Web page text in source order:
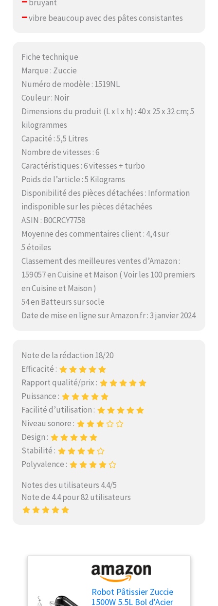
bruyant
–vibre beaucoup avec des pâtes consistantes
Fiche technique
Marque : Zuccie
Numéro de modèle : 1519NL
Couleur : Noir
Dimensions du produit (L x l x h) : 40 x 25 x 32 cm; 5
kilogrammes
Capacité : 5,5 Litres
Nombre de vitesses : 6
Caractéristiques : 6 vitesses + turbo
Poids de l’article : 5 Kilograms
Disponibilité des pièces détachées : Information
indisponible sur les pièces détachées
ASIN : B0CRCY7758
Moyenne des commentaires client : 4,4 sur
5 étoiles
Classement des meilleures ventes d’Amazon :
159 057 en Cuisine et Maison ( Voir les 100 premiers
en Cuisine et Maison )
54 en Batteurs sur socle
Date de mise en ligne sur Amazon.fr : 3 janvier 2024
Note de la rédaction 18/20
Efficacité :
Rapport qualité/prix :
Puissance :
Facilité d’utilisation :
Niveau sonore :
Design :
Stabilité :
Polyvalence :
Notes des utilisateurs 4.4/5
Note de 4.4 pour 82 utilisateurs
Robot Pâtissier Zuccie
1500W 5.5L Bol d'Acier